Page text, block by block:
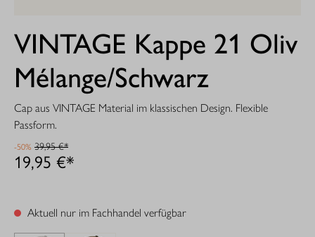
VINTAGE Kappe 21 Oliv
Mélange/Schwarz
Cap aus VINTAGE Material im klassischen Design. Flexible
Passform.
19,95 €*
-50% 39,95 €*
Aktuell nur im Fachhandel verfügbar